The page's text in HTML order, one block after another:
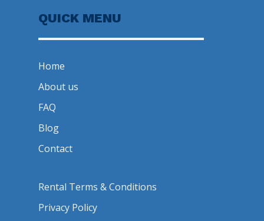
QUICK MENU
Home
About us
FAQ
Blog
Contact
Rental Terms & Conditions
Privacy Policy